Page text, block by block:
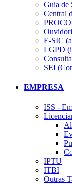
Guia de
Central
E-SIC
LGPD
SEI
EMPRESA
ISS -
IPTU
ITBI
Outras